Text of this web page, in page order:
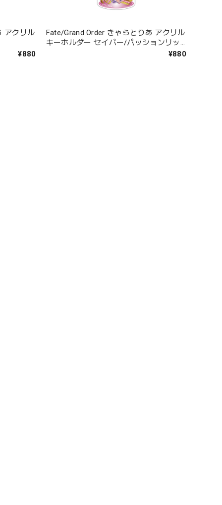
アクリル
¥880
Fate/Grand Order きゃらとりあ アクリル
キーホルダー セイバー/パッションリッ
¥880